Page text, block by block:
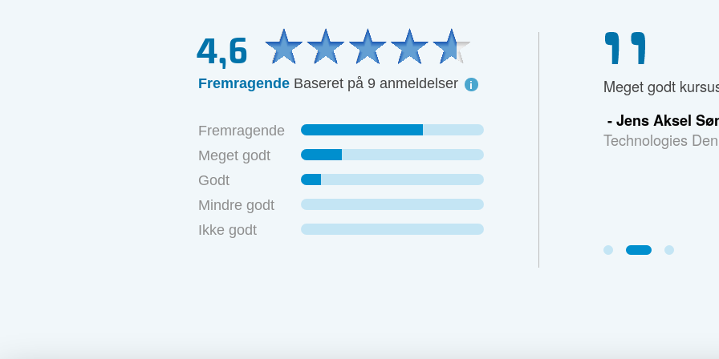
4,6
Fremragende Baseret på 9 anmeldelser
Fremragende
Meget godt
Godt
Mindre godt
Ikke godt
Jeg vil gerne fremhæve underviseren og
god undervisningsstil. Hun får 5 stjerner af
5 mulige fra mig!
- Hanne GrønhøjBoligkorsør
Meget godt
- Jens Aksel
Technologies